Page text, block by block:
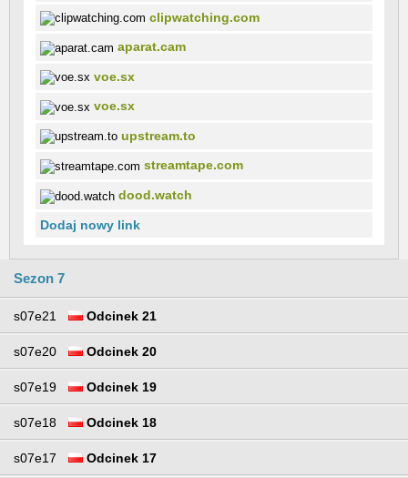
clipwatching.com
aparat.cam
voe.sx
voe.sx
upstream.to
streamtape.com
dood.watch
Dodaj nowy link
Sezon 7
s07e21 Odcinek 21
s07e20 Odcinek 20
s07e19 Odcinek 19
s07e18 Odcinek 18
s07e17 Odcinek 17